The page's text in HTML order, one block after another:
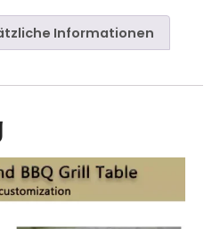
Informationen